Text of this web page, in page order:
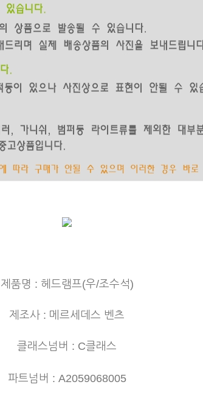
제품명 : 헤드램프(우/조수석)
제조사 : 메르세데스 벤츠
클래스넘버 : C클래스
파트넘버 : A2059068005